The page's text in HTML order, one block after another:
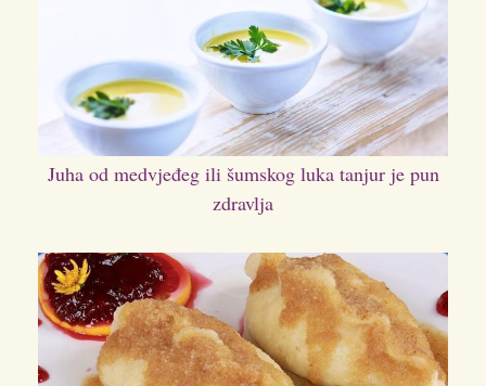
Juha od medvjeđeg ili šumskog luka tanjur je pun
zdravlja